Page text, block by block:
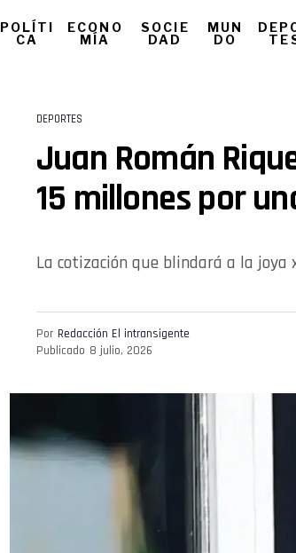
POLÍTI
CA
ECONO
MÍA
SOCIE
DAD
MUN
DO
DEPORTES
Juan Román
15 millones por
La cotización que blindará a la joya
Por Redacción El intransigente
Publicado 8 julio, 2026